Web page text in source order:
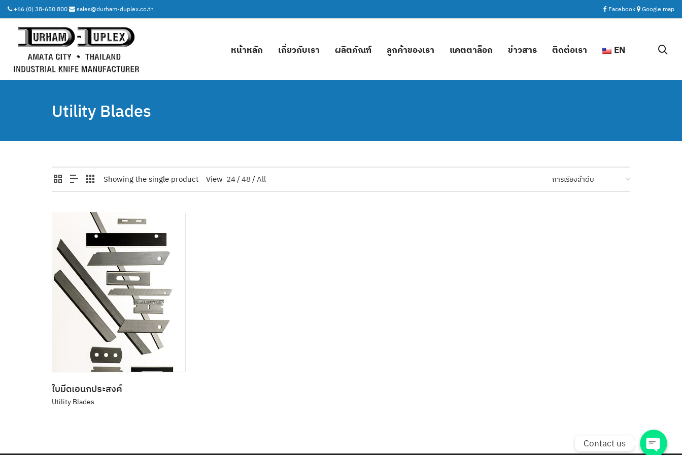
+66 (0) 38-650 800 sales@durham-duplex.co.th Facebook Google map
หน้าหลัก เกี่ยวกับเรา ผลิตภัณฑ์ ลูกค้าของเรา แคตตาล็อก ข่าวสาร ติดต่อเรา EN
Utility Blades
Showing the single product View 24/ 48 / All
ใบมีดเอนกประสงค์
Utility Blades
Contact us